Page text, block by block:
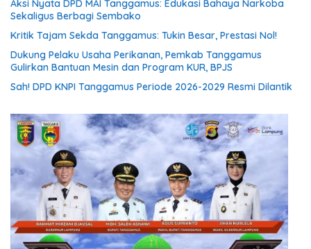
Aksi Nyata DPD MAI Tanggamus: Edukasi Bahaya Narkoba
Sekaligus Berbagi Sembako
Kritik Tajam Sekda Tanggamus: Tukin Besar, Prestasi Nol!
Dukung Pelaku Usaha Perikanan, Pemkab Tanggamus
Gulirkan Bantuan Mesin dan Program KUR, BPJS
Sah! DPD KNPI Tanggamus Periode 2026-2029 Resmi Dilantik